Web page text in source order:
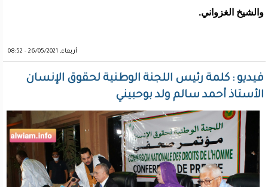
والشيخ الغزواني.
أربعاء, 26/05/2021 - 08:52
فيديو : كلمة رئيس اللجنة الوطنية لحقوق الإنسان
الأستاذ أحمد سالم ولد بوحبيني